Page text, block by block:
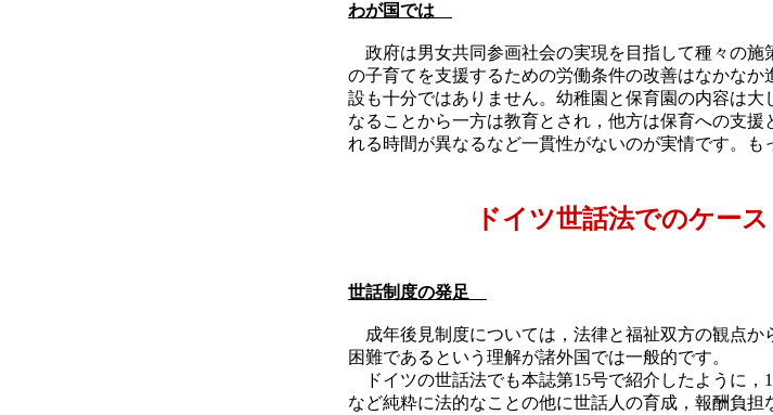
わが国では
政府は男女共同参画社会の実現を目指して種々の施
の子育てを支援するための労働条件の改善はなかな
設も十分ではありません。幼稚園と保育園の内容は
なることから一方は教育とされ，他方は保育への支
れる時間が異なるなど一貫性がないのが実情です。も
ドイツ世話法でのケー
世話制度の発足
成年後見制度については，法律と福祉双方の観点か
困難であるという理解が諸外国では一般的です。
ドイツの世話法でも本誌第15号で紹介したように，
など純粋に法的なことの他に世話人の育成，報酬負